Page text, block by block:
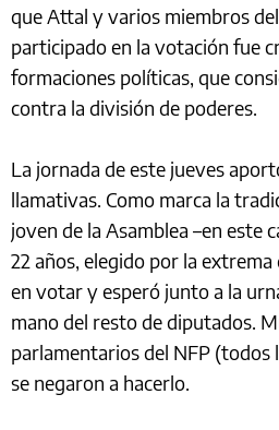
que Attal y varios miembros
participado en la votación fue
formaciones políticas, que
contra la división de poderes.
La jornada de este jueves
llamativas. Como marca la
joven de la Asamblea –en este
22 años, elegido por la
en votar y esperó junto a la
mano del resto de diputados.
parlamentarios del NFP (todos
se negaron a hacerlo.